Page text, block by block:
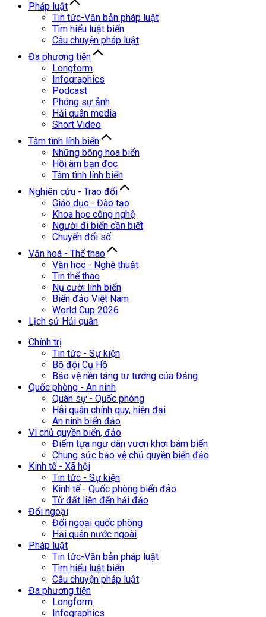
Pháp luật
Tin tức-Văn bản pháp luật
Tìm hiểu luật biển
Câu chuyện pháp luật
Đa phương tiện
Longform
Infographics
Podcast
Phóng sự ảnh
Hải quân media
Short Video
Tâm tình lính biển
Những bông hoa biển
Hồi âm bạn đọc
Tâm tình lính biển
Nghiên cứu - Trao đổi
Giáo dục - Đào tạo
Khoa học công nghệ
Người đi biển cần biết
Chuyển đổi số
Văn hoá - Thể thao
Văn học - Nghệ thuật
Tin thể thao
Nụ cười lính biển
Biển đảo Việt Nam
World Cup 2026
Lịch sử Hải quân
Chính trị
Tin tức - Sự kiện
Bộ đội Cụ Hồ
Bảo vệ nền tảng tư tưởng của Đảng
Quốc phòng - An ninh
Quân sự - Quốc phòng
Hải quân chính quy, hiện đại
An ninh biển đảo
Vì chủ quyền biển, đảo
Điểm tựa ngư dân vươn khơi bám biển
Chung sức bảo vệ chủ quyền biển đảo
Kinh tế - Xã hội
Tin tức - Sự kiện
Kinh tế - Quốc phòng biển đảo
Từ đất liền đến hải đảo
Đối ngoại
Đối ngoại quốc phòng
Hải quân nước ngoài
Pháp luật
Tin tức-Văn bản pháp luật
Tìm hiểu luật biển
Câu chuyện pháp luật
Đa phương tiện
Longform
Infographics